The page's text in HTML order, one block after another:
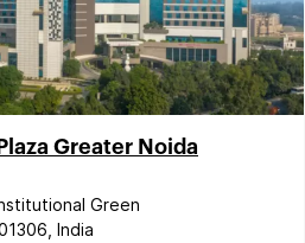
Greater Noida
Green
India